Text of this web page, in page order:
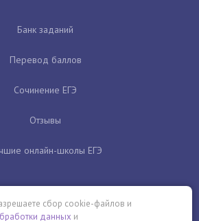
Банк заданий
Перевод баллов
Сочинение ЕГЭ
Отзывы
онлайн-школы ЕГЭ
сбор cookie-файлов и
данных и